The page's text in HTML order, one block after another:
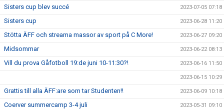
Sisters cup blev succé 2023-07-05 07:18
Sisters cup 2023-06-28 11:20
Stötta ÄFF och streama massor av sport på C More! 2023-06-27 09:20
Midsommar 2023-06-22 08:13
Vill du prova Gåfotboll 19:de juni 10-11:30?! 2023-06-16 11:50
2023-06-15 10:29
Grattis till alla ÄFF:are som tar Studenten!! 2023-06-09 10:18
Coerver summercamp 3-4 juli 2023-05-31 09:10